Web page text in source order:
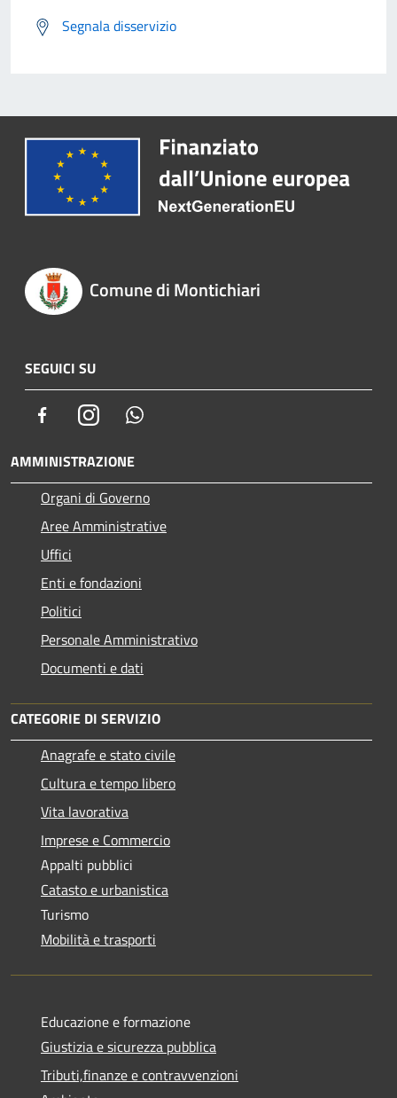
Segnala disservizio
Comune di Montichiari
SEGUICI SU
FacebookInstagram
AMMINISTRAZIONE
Organi di Governo
Aree Amministrative
Uffici
Enti e fondazioni
Politici
Personale Amministrativo
Documenti e dati
CATEGORIE DI SERVIZIO
Anagrafe e stato civile
Cultura e tempo libero
Vita lavorativa
Imprese e Commercio
Appalti pubblici
Catasto e urbanistica
Turismo
Mobilità e trasporti
Educazione e formazione
Giustizia e sicurezza pubblica
Tributi,finanze e contravvenzioni